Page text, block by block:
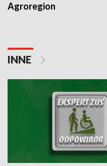
Agroregion
INNE